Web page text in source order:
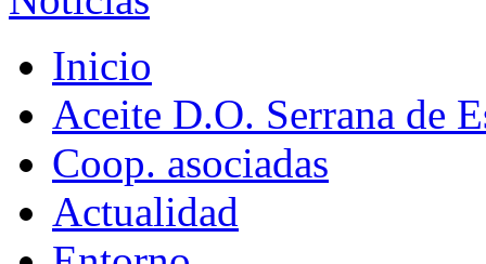
Inicio
Aceite D.O. Serrana de
Coop. asociadas
Actualidad